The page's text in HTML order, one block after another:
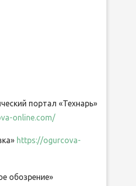
портал «Технарь»
online.com/
https://ogurcova-
обозрение»